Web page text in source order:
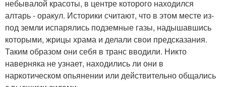
небывалой красоты, в центре которого находился
алтарь - оракул. Историки считают, что в этом месте из-
под земли испарялись подземные газы, надышавшись
которыми, жрицы храма и делали свои предсказания.
Таким образом они себя в транс вводили. Никто
наверняка не узнает, находились ли они в
наркотическом опьянении или действительно общались